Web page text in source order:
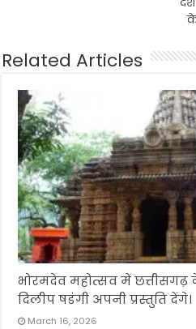
Related Articles
भोरमदेव महोत्सव में छत्तीसगढ़
दिलीप षडंगी अपनी प्रस्तुति देंगे।
March 16, 2026